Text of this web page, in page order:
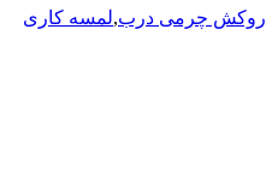
روکش چرمی درب,لمسه کاری